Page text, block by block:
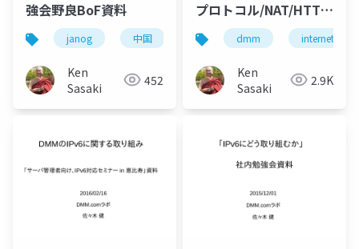
強会野良BoF資料
janog 中国 ネットワーク インターネット
Ken
Sasaki
452
プロトコル/NAT/HTTP
通信の中身
dmm internet
Ken
Sasaki
2.9K